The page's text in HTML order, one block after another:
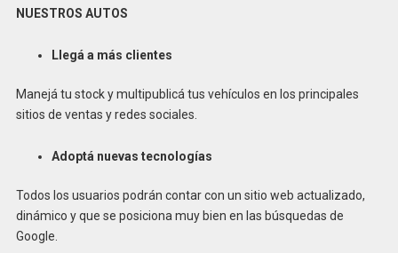
NUESTROS AUTOS
Llegá a más clientes
Manejá tu stock y multipublicá tus vehículos en los principales
sitios de ventas y redes sociales.
Adoptá nuevas tecnologías
Todos los usuarios podrán contar con un sitio web actualizado,
dinámico y que se posiciona muy bien en las búsquedas de
Google.